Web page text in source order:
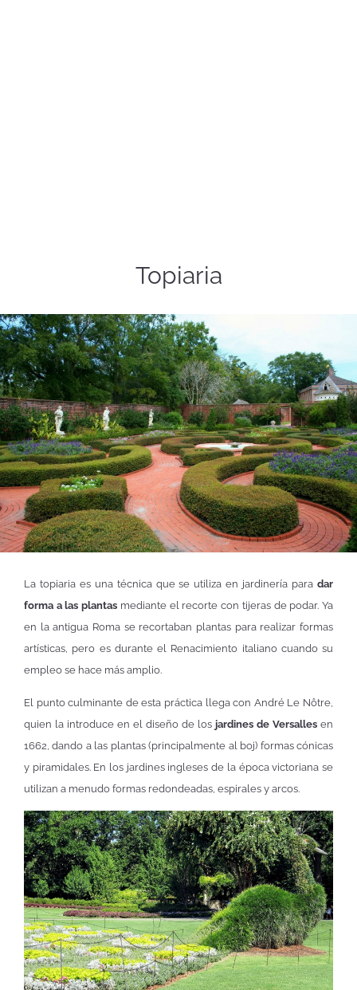
Topiaria
La topiaria es una técnica que se utiliza en jardinería para dar
forma a las plantas mediante el recorte con tijeras de podar. Ya
en la antigua Roma se recortaban plantas para realizar formas
artísticas, pero es durante el Renacimiento italiano cuando su
empleo se hace más amplio.
El punto culminante de esta práctica llega con André Le Nôtre,
quien la introduce en el diseño de los jardines de Versalles en
1662, dando a las plantas (principalmente al boj) formas cónicas
y piramidales. En los jardines ingleses de la época victoriana se
utilizan a menudo formas redondeadas, espirales y arcos.